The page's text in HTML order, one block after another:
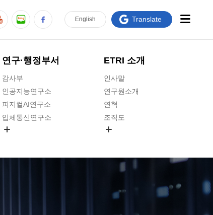
연구·행정부서
감사부
인공지능연구소
피지컬AI연구소
입체통신연구소
ETRI 소개
인사말
연구원소개
연혁
조직도
연구원 고객헌장
주요업무연락처
English Translate